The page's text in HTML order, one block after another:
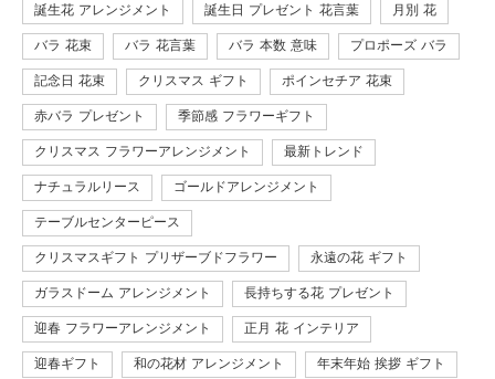
誕生花 アレンジメント 誕生日 プレゼント 花言葉 月別 花
バラ 花束 バラ 花言葉 バラ 本数 意味 プロポーズ バラ
記念日 花束 クリスマス ギフト ポインセチア 花束
赤バラ プレゼント 季節感 フラワーギフト
クリスマス フラワーアレンジメント 最新トレンド
ナチュラルリース ゴールドアレンジメント
テーブルセンターピース
クリスマスギフト プリザーブドフラワー 永遠の花 ギフト
ガラスドーム アレンジメント 長持ちする花 プレゼント
迎春 フラワーアレンジメント 正月 花 インテリア
迎春ギフト 和の花材 アレンジメント 年末年始 挨拶 ギフト